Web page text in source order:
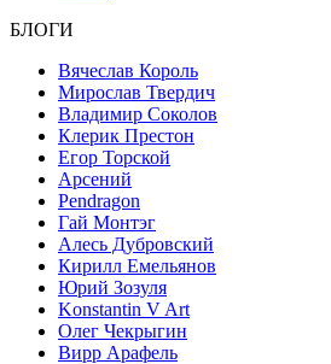
БЛОГИ
Вячеслав Король
Мирослав Твердич
Владимир Соколов
Клерик Престон
Егор Topской
Арсений
Pendragon
Гай Монтэг
Алесь Дубровский
Кирилл Емельянов
Юрий Зозуля
Konstantin V Art
Олег Чекрыгин
Вирр Арафель